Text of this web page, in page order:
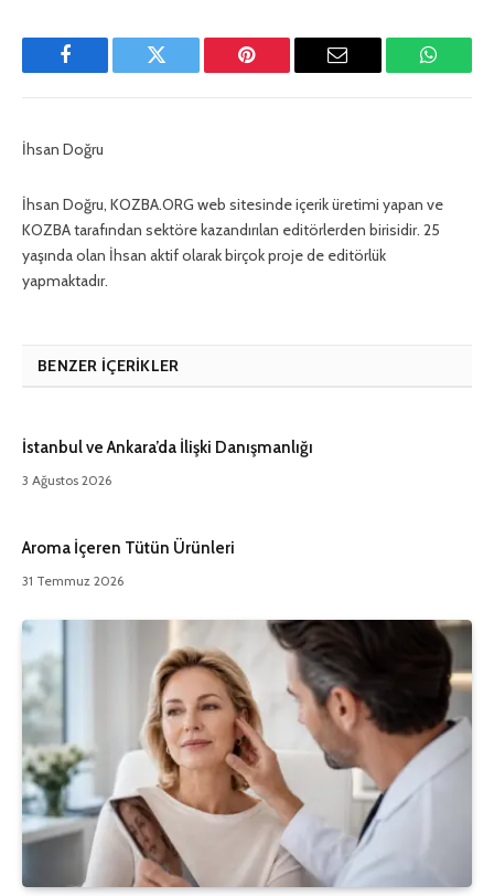
Facebook Twitter Pinterest
E-
İhsan Doğru
İhsan Doğru, KOZBA.ORG web sitesinde içerik üretimi yapan ve
KOZBA tarafından sektöre kazandırılan editörlerden birisidir. 25
yaşında olan İhsan aktif olarak birçok proje de editörlük
yapmaktadır.
BENZER İÇERIKLER
İstanbul ve Ankara’da İlişki Danışmanlığı
3 Ağustos 2026
Aroma İçeren Tütün Ürünleri
31 Temmuz 2026